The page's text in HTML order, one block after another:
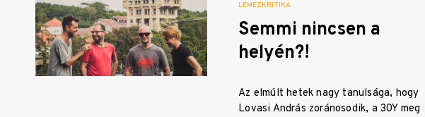
LEMEZKRITIKA
Semmi nincsen a
helyén?!
Az elmúlt hetek nagy tanulsága, hogy
Lovasi András zoránosodik, a 30Y meg